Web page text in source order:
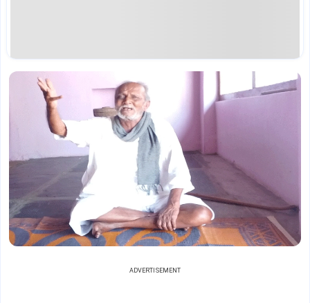
ADVERTISEMENT